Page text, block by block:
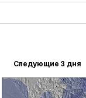
Следующие 3 дня